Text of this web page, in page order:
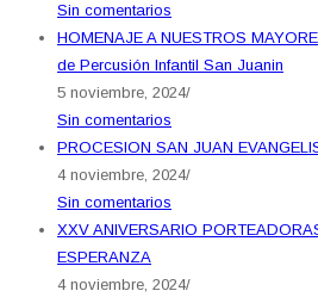
Sin comentarios
HOMENAJE A NUESTROS
de Percusión Infantil San Juanin
5 noviembre, 2024/
Sin comentarios
PROCESION SAN JUAN
4 noviembre, 2024/
Sin comentarios
XXV ANIVERSARIO
ESPERANZA
4 noviembre, 2024/